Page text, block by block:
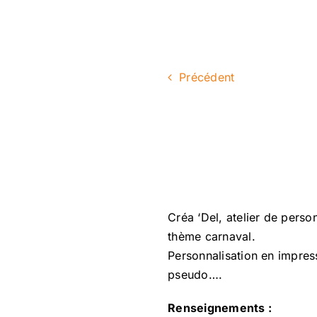
Précédent
Créa ‘Del, atelier de
thème carnaval.
Personnalisation en
pseudo….
Renseignements :